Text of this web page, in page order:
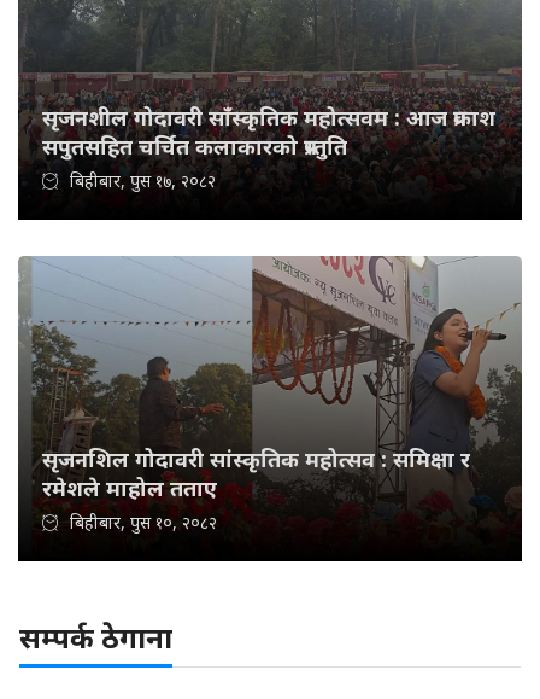
सृजनशील गोदावरी साँस्कृतिक महोत्सवम : आज प्रकाश
सपुतसहित चर्चित कलाकारको प्रस्तुति
बिहीबार, पुस १७, २०८२
सृजनशिल गोदावरी सांस्कृतिक महोत्सव : समिक्षा र
रमेशले माहोल तताए
बिहीबार, पुस १०, २०८२
सम्पर्क ठेगाना